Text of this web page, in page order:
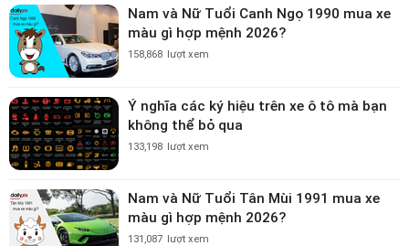
Nam và Nữ Tuổi Canh Ngọ 1990 mua xe
màu gì hợp mệnh 2026?
158,868 lượt xem
Ý nghĩa các ký hiệu trên xe ô tô mà bạn
không thể bỏ qua
133,198 lượt xem
Nam và Nữ Tuổi Tân Mùi 1991 mua xe
màu gì hợp mệnh 2026?
131,087 lượt xem